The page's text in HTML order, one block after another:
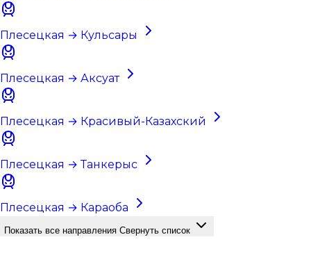
Плесецкая → Кульсары
Плесецкая → Аксуат
Плесецкая → Красивый-Казахский
Плесецкая → Танкерыс
Плесецкая → Караоба
Показать все направления Свернуть список